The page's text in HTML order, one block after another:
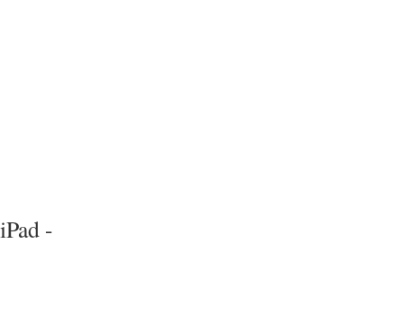
iPad -